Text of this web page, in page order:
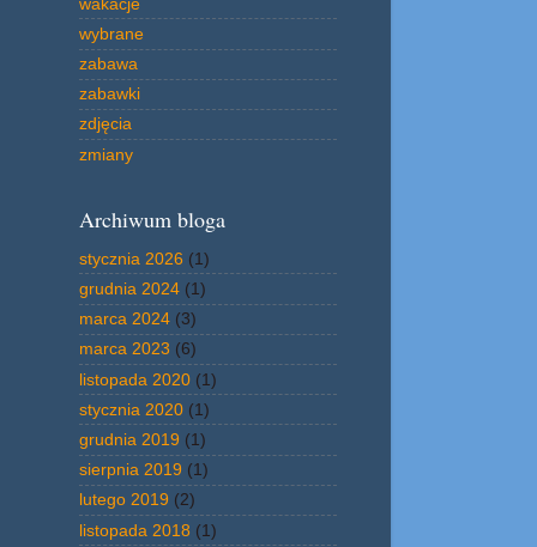
wybrane
zabawa
zabawki
zdjęcia
zmiany
Archiwum bloga
stycznia 2026 (1)
grudnia 2024 (1)
marca 2024 (3)
marca 2023 (6)
listopada 2020 (1)
stycznia 2020 (1)
grudnia 2019 (1)
sierpnia 2019 (1)
lutego 2019 (2)
listopada 2018 (1)